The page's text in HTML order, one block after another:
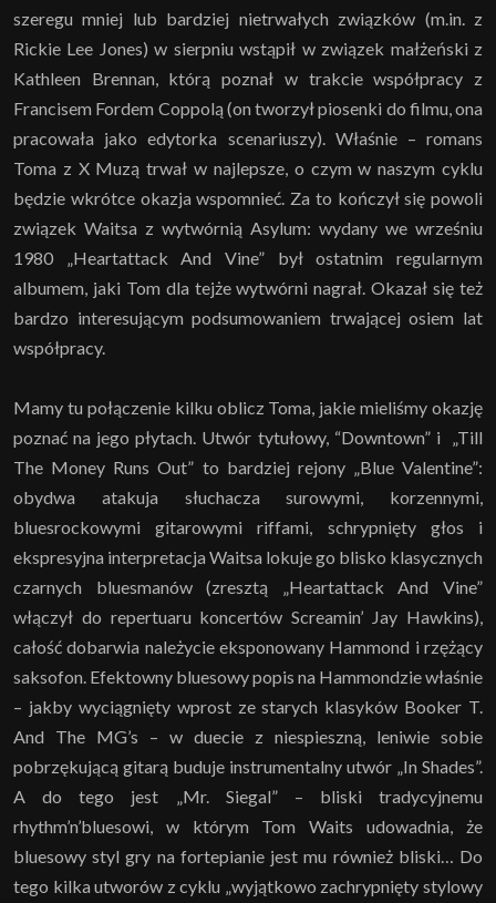
szeregu mniej lub bardziej nietrwałych związków (m.in. z
Rickie Lee Jones) w sierpniu wstąpił w związek małżeński z
Kathleen Brennan, którą poznał w trakcie współpracy z
Francisem Fordem Coppolą (on tworzył piosenki do filmu, ona
pracowała jako edytorka scenariuszy). Właśnie – romans
Toma z X Muzą trwał w najlepsze, o czym w naszym cyklu
będzie wkrótce okazja wspomnieć. Za to kończył się powoli
związek Waitsa z wytwórnią Asylum: wydany we wrześniu
1980 „Heartattack And Vine” był ostatnim regularnym
albumem, jaki Tom dla tejże wytwórni nagrał. Okazał się też
bardzo interesującym podsumowaniem trwającej osiem lat
współpracy.
Mamy tu połączenie kilku oblicz Toma, jakie mieliśmy okazję
poznać na jego płytach. Utwór tytułowy, “Downtown” i „Till
The Money Runs Out” to bardziej rejony „Blue Valentine”:
obydwa atakuja słuchacza surowymi, korzennymi,
bluesrockowymi gitarowymi riffami, schrypnięty głos i
ekspresyjna interpretacja Waitsa lokuje go blisko klasycznych
czarnych bluesmanów (zresztą „Heartattack And Vine”
włączył do repertuaru koncertów Screamin’ Jay Hawkins),
całość dobarwia należycie eksponowany Hammond i rzężący
saksofon. Efektowny bluesowy popis na Hammondzie właśnie
– jakby wyciągnięty wprost ze starych klasyków Booker T.
And The MG’s – w duecie z niespieszną, leniwie sobie
pobrzękującą gitarą buduje instrumentalny utwór „In Shades”.
A do tego jest „Mr. Siegal” – bliski tradycyjnemu
rhythm’n’bluesowi, w którym Tom Waits udowadnia, że
bluesowy styl gry na fortepianie jest mu również bliski… Do
tego kilka utworów z cyklu „wyjątkowo zachrypnięty stylowy